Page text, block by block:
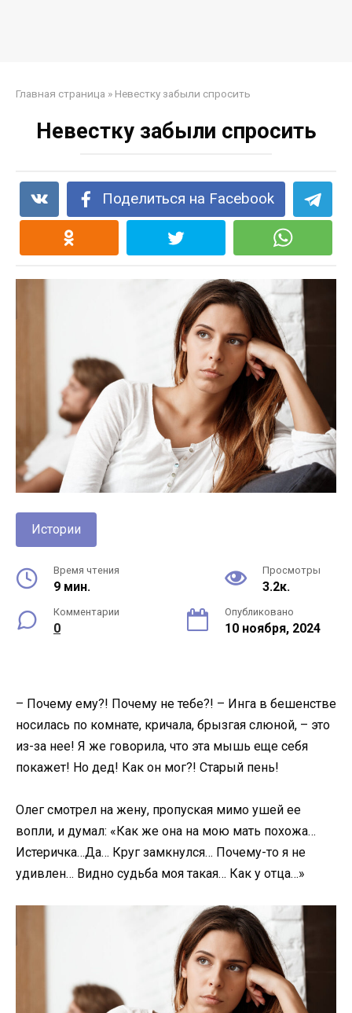
Главная страница » Невестку забыли спросить
Невестку забыли спросить
Поделиться на Facebook
Истории
Время чтения
9 мин.
Просмотры
3.2к.
Комментарии
0
Опубликовано
10 ноября, 2024
– Почему ему?! Почему не тебе?! – Инга в бешенстве
носилась по комнате, кричала, брызгая слюной, – это
из-за нее! Я же говорила, что эта мышь еще себя
покажет! Но дед! Как он мог?! Старый пень!
Олег смотрел на жену, пропуская мимо ушей ее
вопли, и думал: «Как же она на мою мать похожа…
Истеричка…Да… Круг замкнулся… Почему-то я не
удивлен… Видно судьба моя такая… Как у отца…»